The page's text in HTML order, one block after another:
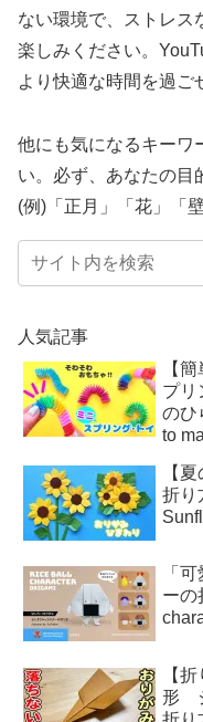
ない環境で、ストレス
楽しみください。
より快適な時間を過ご
他にも気になるキーワ
い。必ず、あなたの
(例)「正月」「花」「
人気記事
【
プリ
のひ
to
【
折
「
ーの
【
形